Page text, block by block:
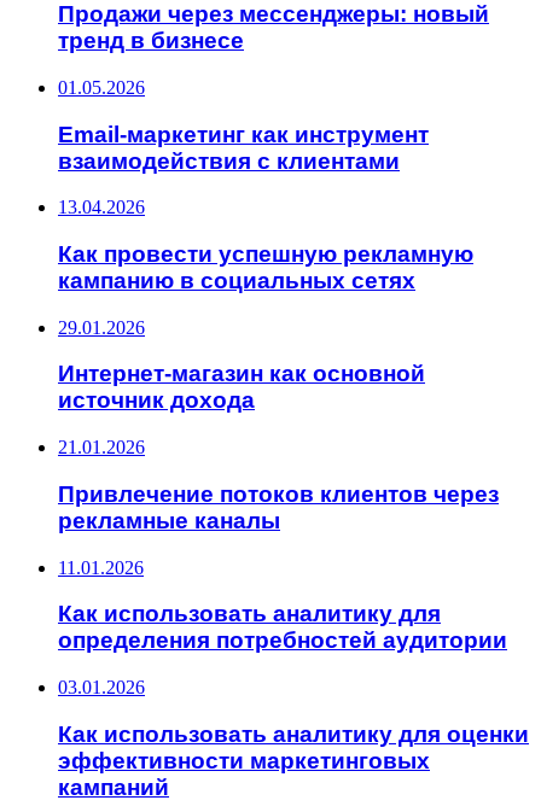
Продажи через мессенджеры: новый
тренд в бизнесе
01.05.2026
Email-маркетинг как инструмент
взаимодействия с клиентами
13.04.2026
Как провести успешную рекламную
кампанию в социальных сетях
29.01.2026
Интернет-магазин как основной
источник дохода
21.01.2026
Привлечение потоков клиентов через
рекламные каналы
11.01.2026
Как использовать аналитику для
определения потребностей аудитории
03.01.2026
Как использовать аналитику для оценки
эффективности маркетинговых
кампаний